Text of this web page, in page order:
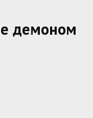
демоном